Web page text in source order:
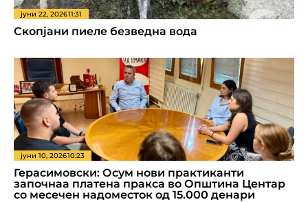
јуни 22, 202611:31
Скопјани пиеле безведна вода
јуни 10, 202610:23
Герасимовски: Осум нови практиканти
започнаа платена пракса во Општина Центар
со месечен надоместок од 15.000 денари